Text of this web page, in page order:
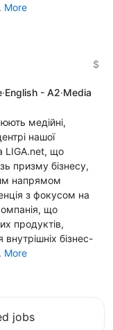
More
$
·English - A2·Media
медійні,
нашої
LIGA.net, що
призму бізнесу,
напрямом
з фокусом на
що
продуктів,
внутрішніх бізнес-
More
jobs